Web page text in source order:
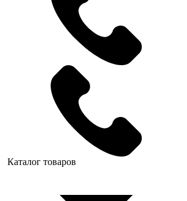
Каталог товаров